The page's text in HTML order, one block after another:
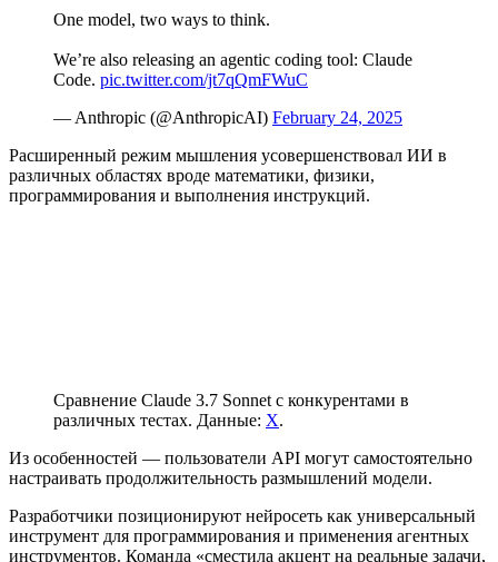
One model, two ways to think.
We’re also releasing an agentic coding tool: Claude
Code. pic.twitter.com/jt7qQmFWuC
— Anthropic (@AnthropicAI) February 24, 2025
Расширенный режим мышления усовершенствовал ИИ в
различных областях вроде математики, физики,
программирования и выполнения инструкций.
Сравнение Claude 3.7 Sonnet с конкурентами в
различных тестах. Данные: X.
Из особенностей — пользователи API могут самостоятельно
настраивать продолжительность размышлений модели.
Разработчики позиционируют нейросеть как универсальный
инструмент для программирования и применения агентных
инструментов. Команда «сместила акцент на реальные задачи,